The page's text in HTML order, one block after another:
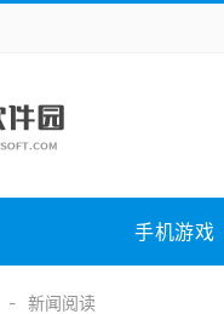
H5游戏
其它类别 图形软件
未分类
手机游戏
新闻阅读